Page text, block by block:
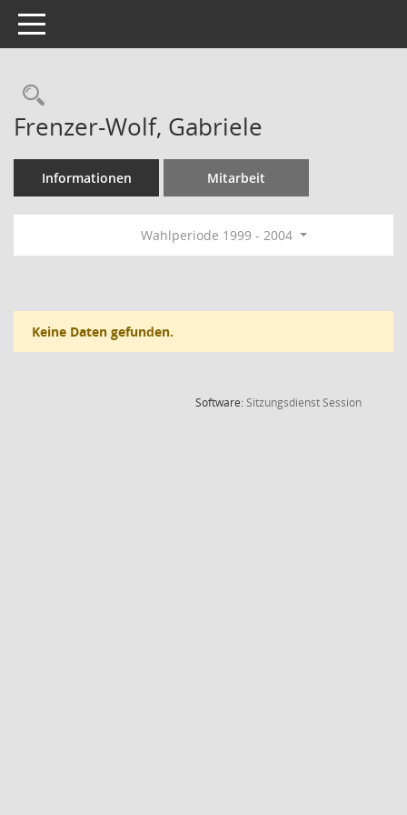
Toggle navigation
Rechercheauswahl
Frenzer-Wolf, Gabriele
Informationen Mitarbeit
Wahlperiode 1999 - 2004
Keine Daten gefunden.
Software:SitzungsdienstSession(Wird in